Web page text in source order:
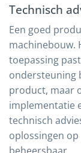
Technisch
Een goed
machinebouw.
toepassing
ondersteuning
product, maar
implementatie
technisch
oplossingen